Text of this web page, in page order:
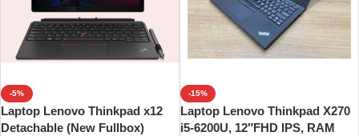
-5%
Laptop Lenovo Thinkpad x12
Detachable (New Fullbox)
-15%
Laptop Lenovo Thinkpad X270
i5-6200U, 12″FHD IPS, RAM